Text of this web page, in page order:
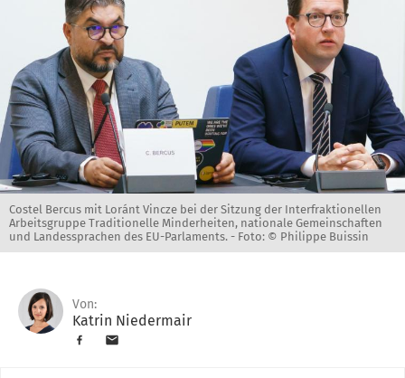
Costel Bercus mit Loránt Vincze bei der Sitzung der Interfraktionellen
Arbeitsgruppe Traditionelle Minderheiten, nationale Gemeinschaften
und Landessprachen des EU-Parlaments. - Foto: © Philippe Buissin
Von:
Katrin Niedermair